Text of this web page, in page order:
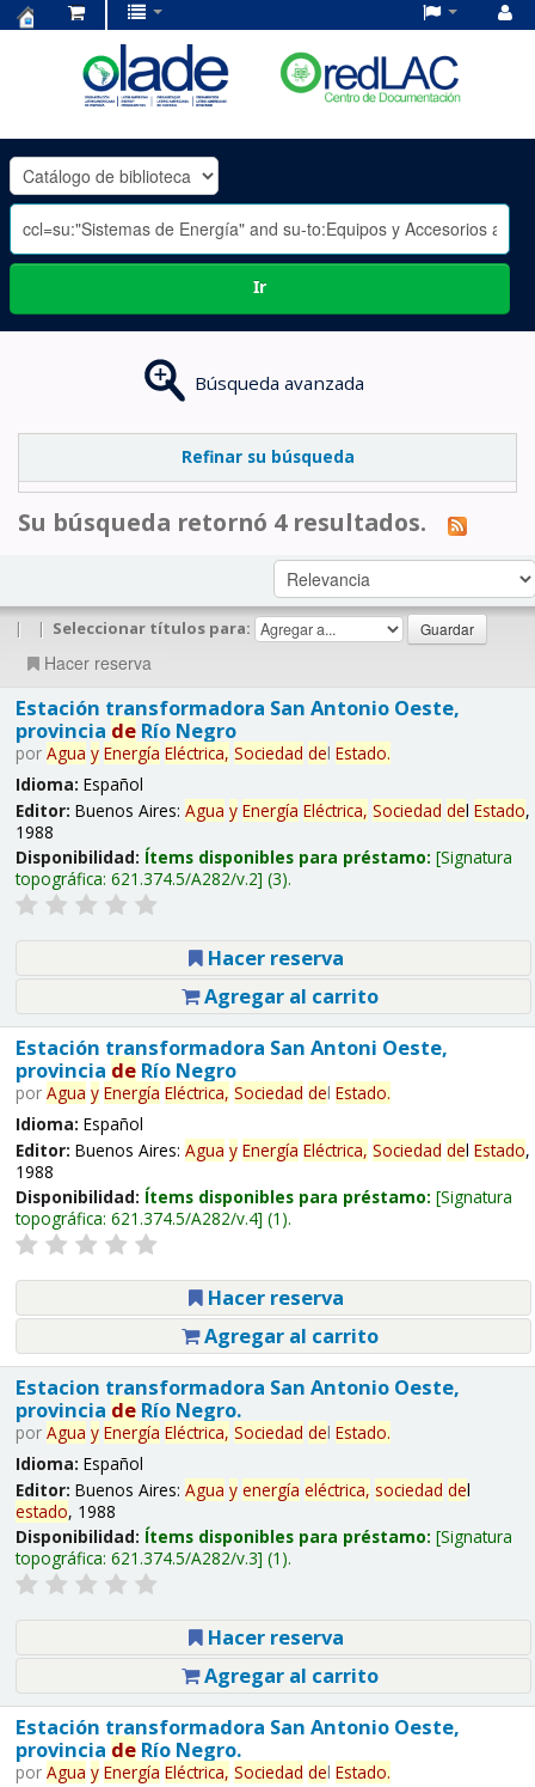
OLADE
-
Ir
Búsqueda avanzada
Refinar su búsqueda
Su búsqueda retornó 4 resultados.
| | Seleccionar títulos para:
Hacer reserva
Estación transformadora San Antonio Oeste,
provincia deRío Negro
por Agua y Energía Eléctrica, Sociedad del Estado.
Idioma: Español
Editor: Buenos Aires: Agua y Energía Eléctrica, Sociedad del Estado,
1988
Disponibilidad: Ítems disponibles para préstamo: Signatura
topográfica: 621.374.5/A282/v.2 (3).
Hacer reserva
Agregar al carrito
Estación transformadora San Antoni Oeste,
provincia deRío Negro
por Agua y Energía Eléctrica, Sociedad del Estado.
Idioma: Español
Editor: Buenos Aires: Agua y Energía Eléctrica, Sociedad del Estado,
1988
Disponibilidad: Ítems disponibles para préstamo: Signatura
topográfica: 621.374.5/A282/v.4 (1).
Hacer reserva
Agregar al carrito
Estacion transformadora San Antonio Oeste,
provincia deRío Negro.
por Agua y Energía Eléctrica, Sociedad del Estado.
Idioma: Español
Editor: Buenos Aires: Agua y energía eléctrica, sociedad del
estado, 1988
Disponibilidad: Ítems disponibles para préstamo: Signatura
topográfica: 621.374.5/A282/v.3 (1).
Hacer reserva
Agregar al carrito
Estación transformadora San Antonio Oeste,
provincia deRío Negro.
por Agua y Energía Eléctrica, Sociedad del Estado.